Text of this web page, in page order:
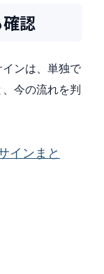
認
ンは、単独で
今の流れを判
インまと